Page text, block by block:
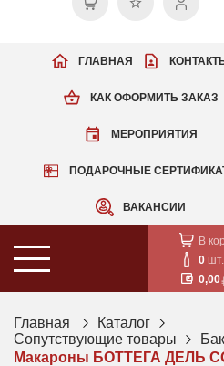
КАК ОФОРМИТЬ ЗАКАЗ
МЕРОПРИЯТИЯ
ПОДАРОЧНЫЕ
ВАКАНСИИ
ГЛАВНАЯ
В
0 шт.
0,00
Главная
Каталог
Сопутствующие товары
Макароны БОТТЕГА ДЕЛЬ